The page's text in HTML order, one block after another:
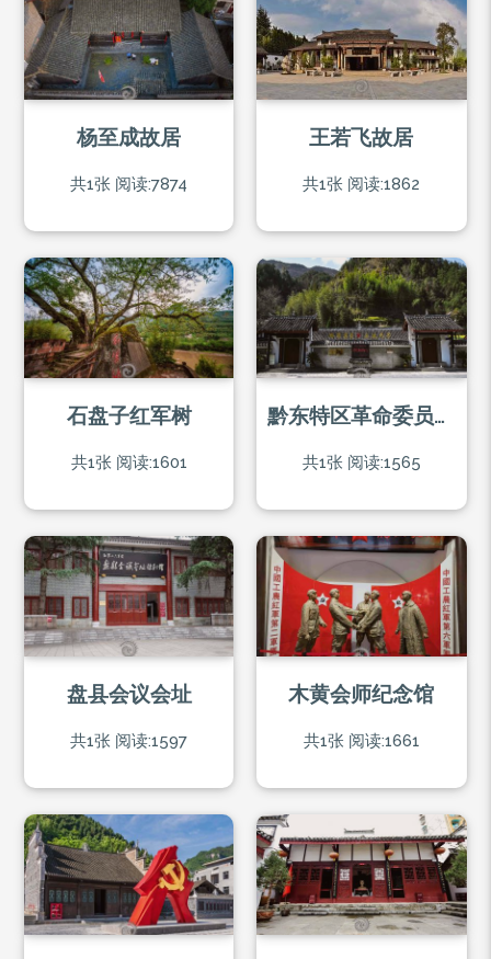
杨至成故居
共1张 阅读:7874
王若飞故居
共1张 阅读:1862
石盘子红军树
共1张 阅读:1601
黔东特区革命委员会旧址
共1张 阅读:1565
盘县会议会址
共1张 阅读:1597
木黄会师纪念馆
共1张 阅读:1661